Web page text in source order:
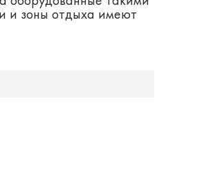
и зоны отдыха имеют